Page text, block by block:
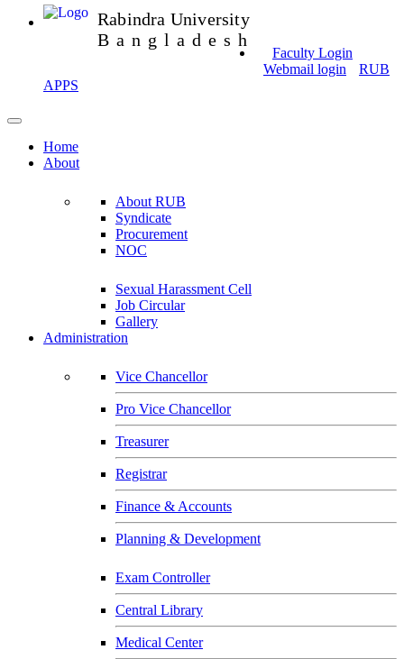
Rabindra University
Bangladesh
Faculty Login
Webmail login
RUB
APPS
Home
About
About RUB
Syndicate
Procurement
NOC
Sexual Harassment Cell
Job Circular
Gallery
Administration
Vice Chancellor
Pro Vice Chancellor
Treasurer
Registrar
Finance & Accounts
Planning & Development
Exam Controller
Central Library
Medical Center